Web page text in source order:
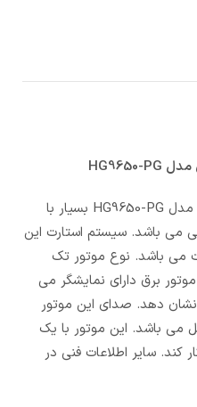
موتور برق 6.5 کیلو وات هیوندای مدل HG9650-PG بسیار با
می باشد. سیستم استارت این
می باشد. نوع موتور تک
برق دارای نمایشگر می
نشان دهد. صدای این موتور
7 متری، 70 دسی بل می باشد. این موتور با یک
تا 11 ساعت کار کند. سایر اطلاعات فنی در